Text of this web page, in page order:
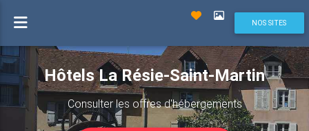
NOS SITES
Hôtels La Résie-Saint-Martin
Consulter les offres d'hébergements